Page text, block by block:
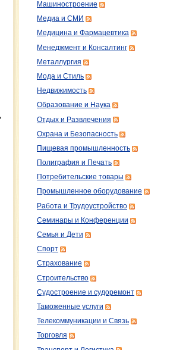
Машиностроение
Медиа и СМИ
Медицина и Фармацевтика
Менеджмент и Консалтинг
Металлургия
Мода и Стиль
Недвижимость
Образование и Наука
Отдых и Развлечения
Охрана и Безопасность
Пищевая промышленность
Полиграфия и Печать
Потребительские товары
Промышленное оборудование
Работа и Трудоустройство
Семинары и Конференции
Семья и Дети
Спорт
Страхование
Строительство
Судостроение и судоремонт
Таможенные услуги
Телекоммуникации и Связь
Торговля